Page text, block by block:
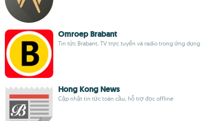
Omroep Brabant
Tin tức Brabant, TV trực tuyến và radio trong ứng dụng
Hong Kong News
Cập nhật tin tức toàn cầu, hỗ trợ đọc offline